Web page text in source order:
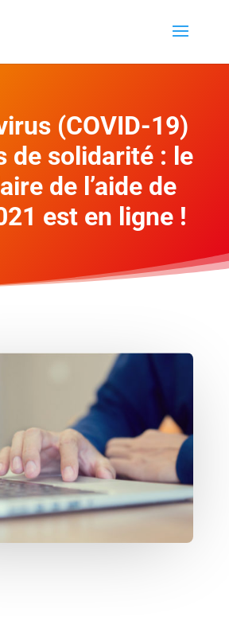
(COVID-19)
de solidarité : le
de l’aide de
est en ligne !